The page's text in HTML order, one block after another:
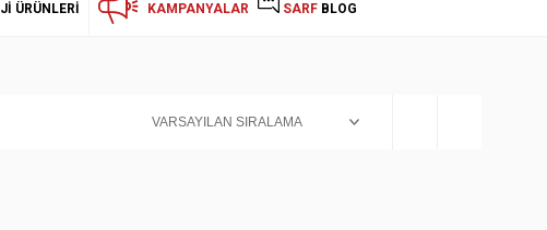
ÜRÜNLERI KAMPANYALAR SARF BLOG